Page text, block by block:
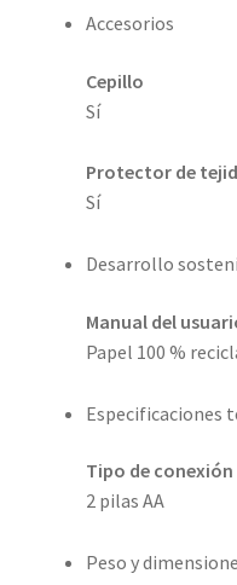
Accesorios
Cepillo
Sí
Protector de
Sí
Desarrollo
Manual del
Papel 100 %
Especificaciones
Tipo de conexión
2 pilas AA
Peso y